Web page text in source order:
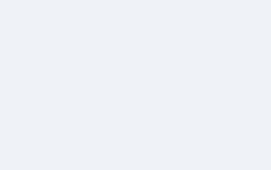
かいまき（掻巻き）超完全ガ
【最新版】掛け布団の選び方“
【アシストステッパー】ハン
クリスマスの魔法で、心と